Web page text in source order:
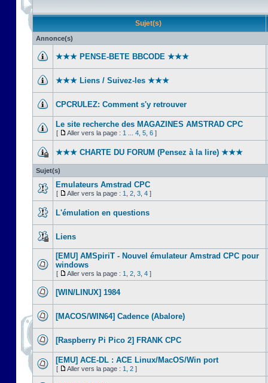
Sujet(s)
Annonce(s)
★★★ PENSE-BETE BBCODE ★★★
★★★ Liens / Suivez-les ★★★
CPCRULEZ: Comment s'y retrouver‎
Le site recherche des MAGAZINES AMSTRAD CPC
[ Aller vers la page : 1 4 5 6 ]
★★★ CHARTE DU FORUM (Pensez à la lire) ★★★
Sujet(s)
Emulateurs Amstrad CPC
[ Aller vers la page : 1 2 3 4 ]
L'émulation en questions
Liens
[EMU] AMSpiriT - Nouvel émulateur Amstrad CPC pour
windows
[ Aller vers la page : 1 2 3 4 ]
[WIN/LINUX] 1984
[MACOS/WIN64] Cadence (Abalore)
[Raspberry Pi Pico 2] FRANK CPC
[EMU] ACE-DL : ACE Linux/MacOS/Win port
[ Aller vers la page : 1 2 ]